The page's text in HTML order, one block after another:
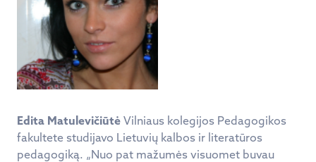
Edita Matulevičiūtė Vilniaus kolegijos Pedagogikos
fakultete studijavo Lietuvių kalbos ir literatūros
pedagogiką. „Nuo pat mažumės visuomet buvau